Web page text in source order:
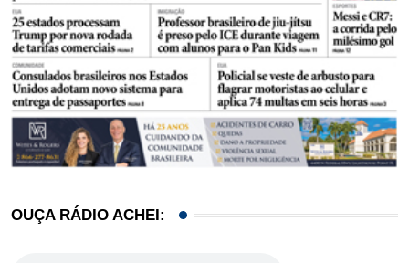
OUÇA RÁDIO ACHEI: